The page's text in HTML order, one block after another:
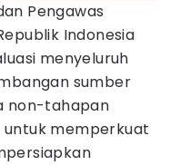
Pengawas
Indonesia
menyeluruh
sumber
non-tahapan
untuk memperkuat